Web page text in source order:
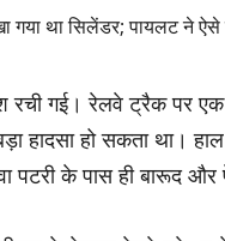
गई। रेलवे ट्रैक पर एक
हो सकता था।
के पास ही बारूद और